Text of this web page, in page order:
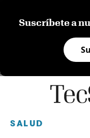
Suscríbete a
SALUD